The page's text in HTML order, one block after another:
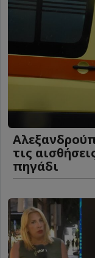
τις
πηγάδι